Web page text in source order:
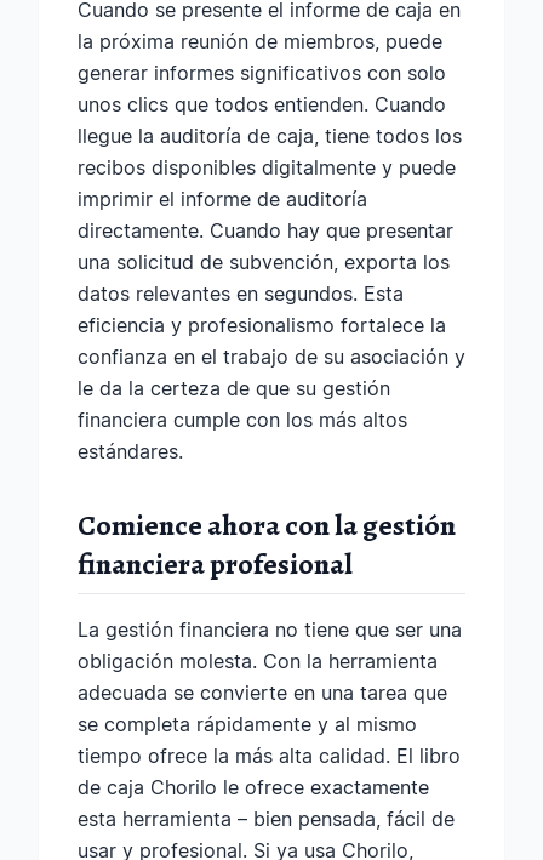
Cuando se presente el informe de caja en
la próxima reunión de miembros, puede
generar informes significativos con solo
unos clics que todos entienden. Cuando
llegue la auditoría de caja, tiene todos los
recibos disponibles digitalmente y puede
imprimir el informe de auditoría
directamente. Cuando hay que presentar
una solicitud de subvención, exporta los
datos relevantes en segundos. Esta
eficiencia y profesionalismo fortalece la
confianza en el trabajo de su asociación y
le da la certeza de que su gestión
financiera cumple con los más altos
estándares.
Comience ahora con la gestión
financiera profesional
La gestión financiera no tiene que ser una
obligación molesta. Con la herramienta
adecuada se convierte en una tarea que
se completa rápidamente y al mismo
tiempo ofrece la más alta calidad. El libro
de caja Chorilo le ofrece exactamente
esta herramienta – bien pensada, fácil de
usar y profesional. Si ya usa Chorilo,